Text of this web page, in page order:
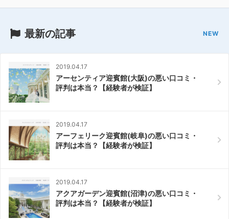
最新の記事
2019.04.17
アーセンティア迎賓館(大阪)の悪い口コミ・
評判は本当？【経験者が検証】
2019.04.17
アーフェリーク迎賓館(岐阜)の悪い口コミ・
評判は本当？【経験者が検証】
2019.04.17
アクアガーデン迎賓館(沼津)の悪い口コミ・
評判は本当？【経験者が検証】